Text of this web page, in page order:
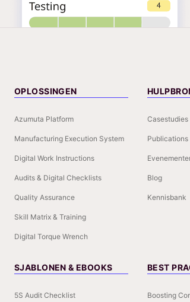
OPLOSSINGEN
Azumuta Platform
Manufacturing Execution System
Digital Work Instructions
Audits & Digital Checklists
Quality Assurance
Skill Matrix & Training
Digital Torque Wrench
Casestudies
Publications
Blog
Kennisbank
SJABLONEN & EBOOKS
5S Audit Checklist
BEST
Boosting